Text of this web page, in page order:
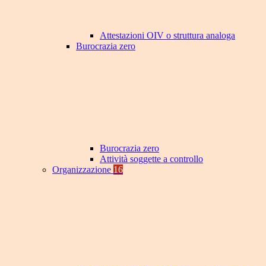
Attestazioni OIV o struttura analoga
Burocrazia zero
Burocrazia zero
Attività soggette a controllo
Organizzazione 16